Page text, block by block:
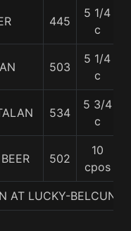
445
5 1/4
c
503
5 1/4
c
534
5 3/4
c
502
10
cpos
AT LUCKY-